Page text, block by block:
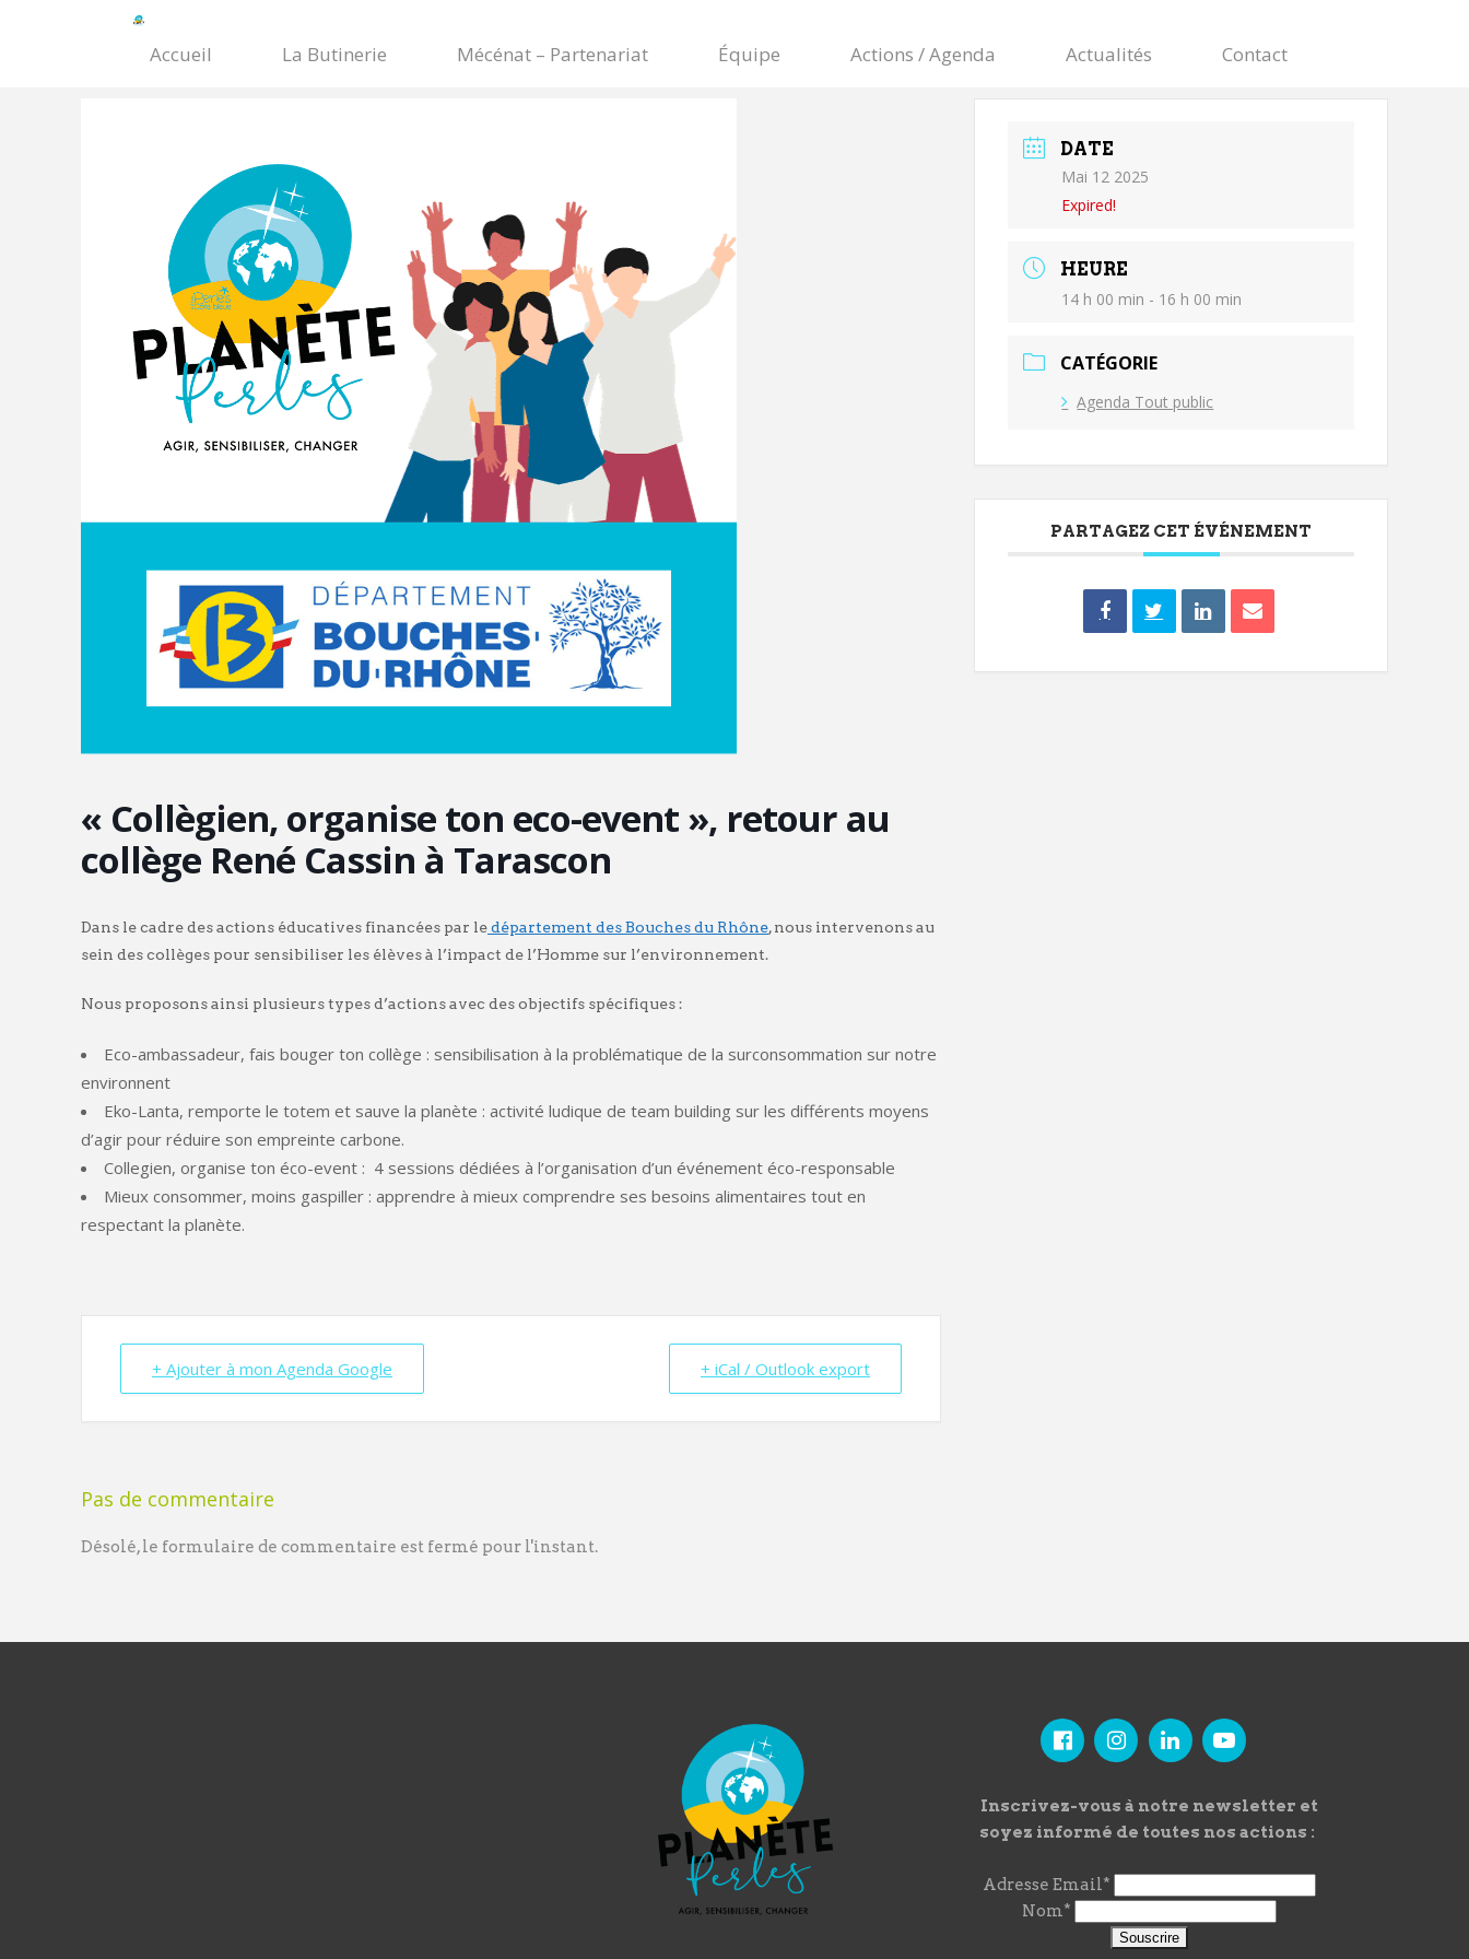
Accueil La Butinerie Mécénat – Partenariat Équipe Actions / Agenda Actualités Contact
« Collègien, organise ton eco-event », retour au
collège René Cassin à Tarascon
Dans le cadre des actions éducatives financées par ledépartement des Bouches du Rhône, nous intervenons au
sein des collèges pour sensibiliser les élèves à l’impact de l’Homme sur l’environnement.
Nous proposons ainsi plusieurs types d’actions avec des objectifs spécifiques :
Eco-ambassadeur, fais bouger ton collège : sensibilisation à la problématique de la surconsommation sur notre
environnent
Eko-Lanta, remporte le totem et sauve la planète : activité ludique de team building sur les différents moyens
d’agir pour réduire son empreinte carbone.
Collegien, organise ton éco-event : 4 sessions dédiées à l’organisation d’un événement éco-responsable
Mieux consommer, moins gaspiller : apprendre à mieux comprendre ses besoins alimentaires tout en
respectant la planète.
+ Ajouter à mon Agenda Google + iCal / Outlook export
DATE
Mai 12 2025
Expired!
HEURE
14 h 00 min - 16 h 00 min
CATÉGORIE
Agenda Tout public
PARTAGEZ CET ÉVÉNEMENT
Pas de commentaire
Désolé, le formulaire de commentaire est fermé pour l'instant.
Inscrivez-vous à notre newsletter et
soyez informé de toutes nos actions :
Adresse Email*
Nom*